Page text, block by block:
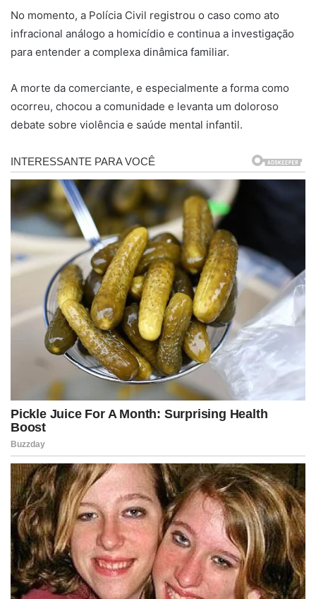
No momento, a Polícia Civil registrou o caso como ato
infracional análogo a homicídio e continua a investigação
para entender a complexa dinâmica familiar.
A morte da comerciante, e especialmente a forma como
ocorreu, chocou a comunidade e levanta um doloroso
debate sobre violência e saúde mental infantil.